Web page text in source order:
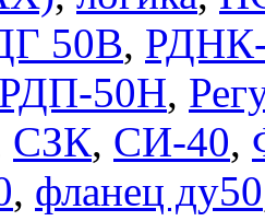
50В,
РДП-50Н,
СЗК, СИ-40,
, фланец ду50